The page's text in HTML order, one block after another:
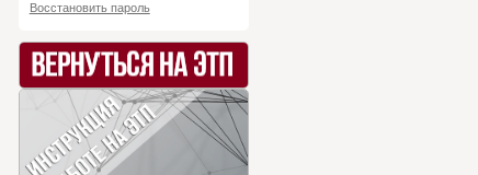
Восстановить пароль